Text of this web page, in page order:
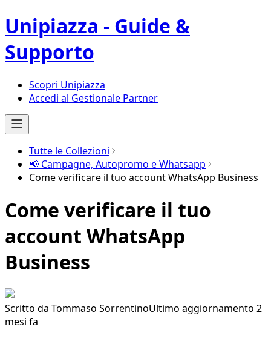
Unipiazza - Guide &
Supporto
Scopri Unipiazza
Accedi al Gestionale Partner
Tutte le Collezioni
📢 Campagne, Autopromo e Whatsapp
Come verificare il tuo account WhatsApp Business
Come verificare il tuo
account WhatsApp
Business
Scritto da Tommaso SorrentinoUltimo aggiornamento 2
mesi fa